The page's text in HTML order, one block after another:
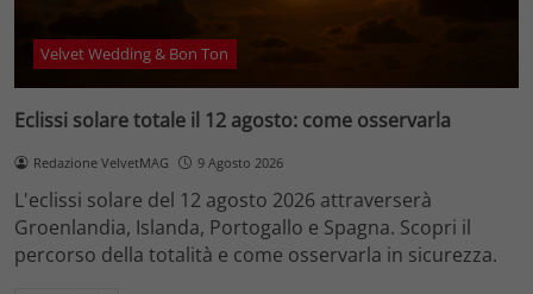
Velvet Wedding & Bon Ton
Eclissi solare totale il 12 agosto: come osservarla
Redazione VelvetMAG 9 Agosto 2026
L'eclissi solare del 12 agosto 2026 attraverserà
Groenlandia, Islanda, Portogallo e Spagna. Scopri il
percorso della totalità e come osservarla in sicurezza.